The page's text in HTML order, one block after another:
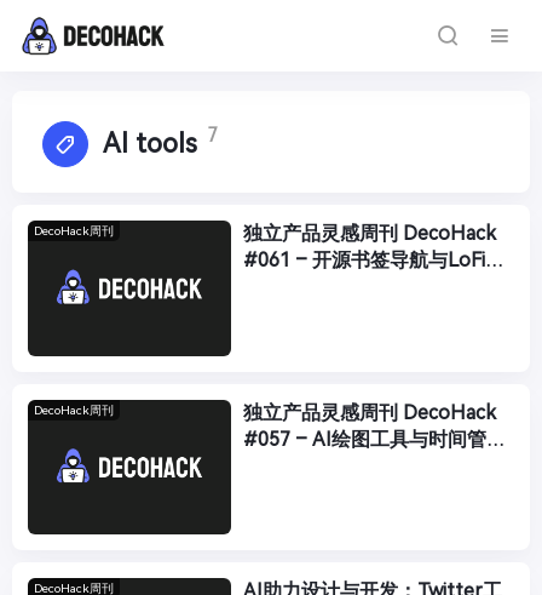
AI tools 7
DecoHack周刊
独立产品灵感周刊 DecoHack
#061 – 开源书签导航与LoFi音
DecoHack周刊
独立产品灵感周刊 DecoHack
#057 – AI绘图工具与时间管理
DecoHack周刊